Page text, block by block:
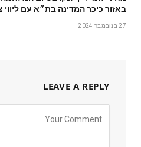
באזור כיכר המדינה בת״א עם
27 בנובמבר 2024
LEAVE A REPLY